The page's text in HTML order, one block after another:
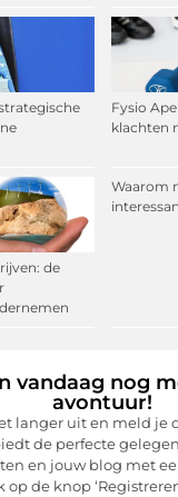
Fysio
klachten
de
Waarom
vandaag nog
avontuur!
langer uit en meld je
de perfecte
en jouw blog met
de knop